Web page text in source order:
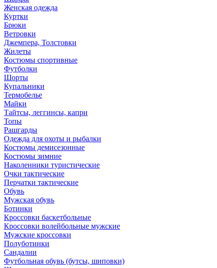
Женская одежда
Куртки
Брюки
Ветровки
Джемпера, Толстовки
Жилеты
Костюмы спортивные
Футболки
Шорты
Купальники
Термобелье
Майки
Тайтсы, леггинсы, капри
Топы
Рашгарды
Одежда для охоты и рыбалки
Костюмы демисезонные
Костюмы зимние
Наколенники туристические
Очки тактические
Перчатки тактические
Обувь
Мужская обувь
Ботинки
Кроссовки баскетбольные
Кроссовки волейбольные мужские
Мужские кроссовки
Полуботинки
Сандалии
Футбольная обувь (бутсы, шиповки)